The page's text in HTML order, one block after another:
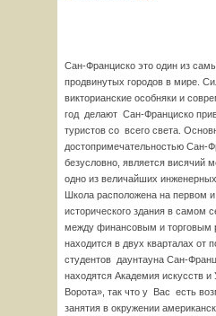
Сан-Франциско это один из
продвинутых городов в мире.
викторианские особняки и
год делают Сан-Франциско
туристов со всего света.
достопримечательностью Сан-
безусловно, является висячий
одно из величайших
Школа расположена на первом
исторического здания в самом
между финансовым и торговым
находится в двух кварталах от
студентов даунтауна Сан-
находятся Академия искусств
Ворота», так что у Вас есть
занятия в окружении